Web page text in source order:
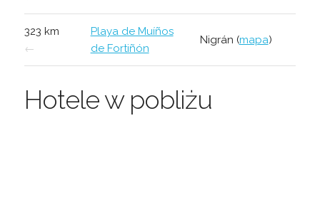
323 km
←
Playa de Muíños
de Fortiñón
Nigrán (mapa)
Hotele w pobliżu